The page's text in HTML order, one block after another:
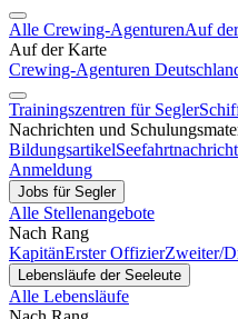
Alle Crewing-AgenturenAuf
Auf der Karte
Crewing-Agenturen
Trainingszentren für Segler
Nachrichten und
Bildungsartikel
Anmeldung
Jobs für Segler
Alle Stellenangebote
Nach Rang
KapitänErster OffizierZweiter/
Lebensläufe der Seeleute
Alle Lebensläufe